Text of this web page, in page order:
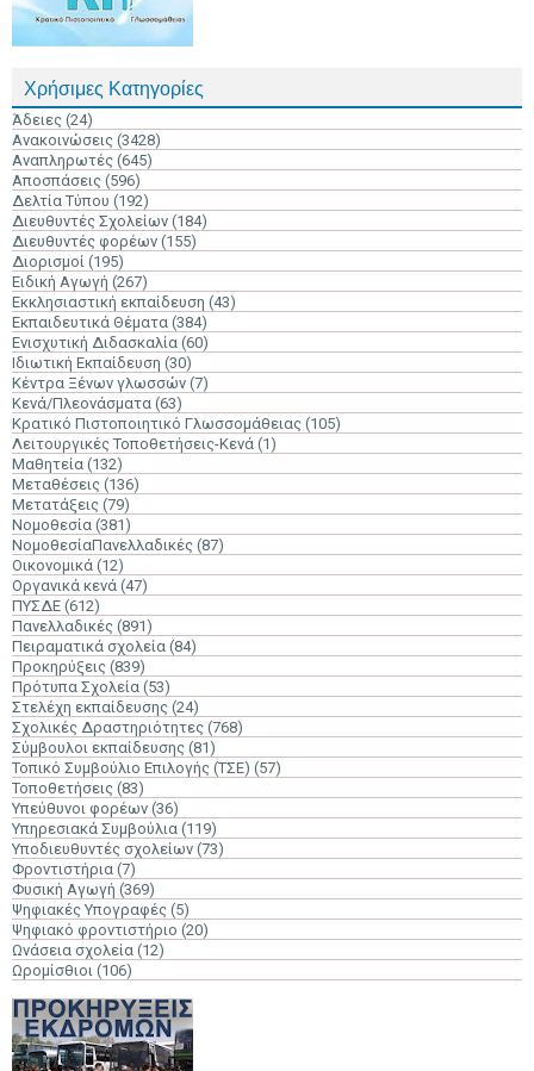
Χρήσιμες Κατηγορίες
Άδειες (24)
Ανακοινώσεις (3428)
Αναπληρωτές (645)
Αποσπάσεις (596)
Δελτία Τύπου (192)
Διευθυντές Σχολείων (184)
Διευθυντές φορέων (155)
Διορισμοί (195)
Ειδική Αγωγή (267)
Εκκλησιαστική εκπαίδευση (43)
Εκπαιδευτικά Θέματα (384)
Ενισχυτική Διδασκαλία (60)
Ιδιωτική Εκπαίδευση (30)
Κέντρα Ξένων γλωσσών (7)
Κενά/Πλεονάσματα (63)
Κρατικό Πιστοποιητικό Γλωσσομάθειας (105)
Λειτουργικές Τοποθετήσεις-Κενά (1)
Μαθητεία (132)
Μεταθέσεις (136)
Μετατάξεις (79)
Νομοθεσία (381)
ΝομοθεσίαΠανελλαδικές (87)
Οικονομικά (12)
Οργανικά κενά (47)
ΠΥΣΔΕ (612)
Πανελλαδικές (891)
Πειραματικά σχολεία (84)
Προκηρύξεις (839)
Πρότυπα Σχολεία (53)
Στελέχη εκπαίδευσης (24)
Σχολικές Δραστηριότητες (768)
Σύμβουλοι εκπαίδευσης (81)
Τοπικό Συμβούλιο Επιλογής (ΤΣΕ) (57)
Τοποθετήσεις (83)
Υπεύθυνοι φορέων (36)
Υπηρεσιακά Συμβούλια (119)
Υποδιευθυντές σχολείων (73)
Φροντιστήρια (7)
Φυσική Αγωγή (369)
Ψηφιακές Υπογραφές (5)
Ψηφιακό φροντιστήριο (20)
Ωνάσεια σχολεία (12)
Ωρομίσθιοι (106)